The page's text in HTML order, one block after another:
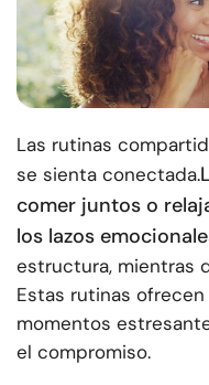
Las rutinas
se sienta conectada.
comer juntos o
los lazos
estructura, mientras
Estas rutinas
momentos
el compromiso.